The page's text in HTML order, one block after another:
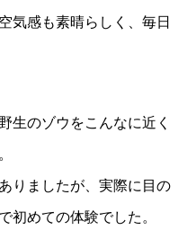
気感も素晴らしく、毎日
生のゾウをこんなに近く
りましたが、実際に目の
初めての体験でした。